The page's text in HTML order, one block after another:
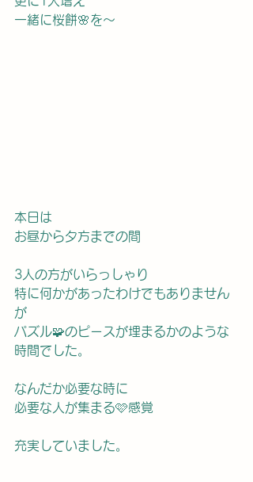
一緒に桜餅🌸を〜
本日は
お昼から夕方までの間
3人の方がいらっしゃり
特に何かがあったわけでもありません
が
パズル🧩のピースが埋まるかのような
時間でした。
なんだか必要な時に
必要な人が集まる🩷感覚
充実していました。